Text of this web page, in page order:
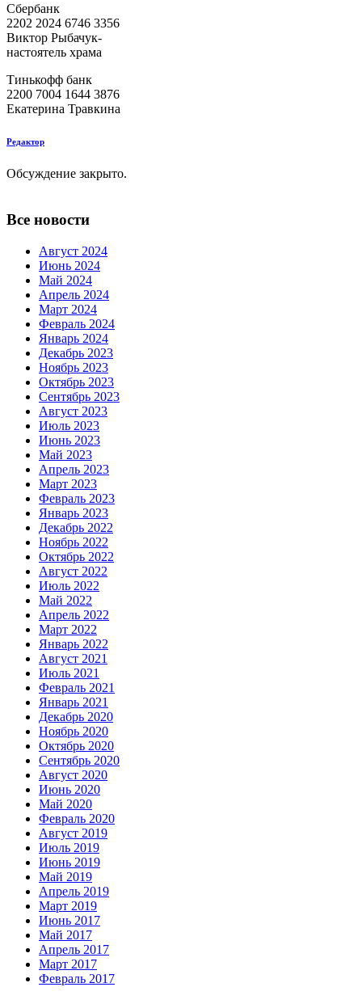
Сбербанк
2202 2024 6746 3356
Виктор Рыбачук-
настоятель храма
Тинькофф банк
2200 7004 1644 3876
Екатерина Травкина
Редактор
Обсуждение закрыто.
Все новости
Август 2024
Июнь 2024
Май 2024
Апрель 2024
Март 2024
Февраль 2024
Январь 2024
Декабрь 2023
Ноябрь 2023
Октябрь 2023
Сентябрь 2023
Август 2023
Июль 2023
Июнь 2023
Май 2023
Апрель 2023
Март 2023
Февраль 2023
Январь 2023
Декабрь 2022
Ноябрь 2022
Октябрь 2022
Август 2022
Июль 2022
Май 2022
Апрель 2022
Март 2022
Январь 2022
Август 2021
Июль 2021
Февраль 2021
Январь 2021
Декабрь 2020
Ноябрь 2020
Октябрь 2020
Сентябрь 2020
Август 2020
Июнь 2020
Май 2020
Февраль 2020
Август 2019
Июль 2019
Июнь 2019
Май 2019
Апрель 2019
Март 2019
Июнь 2017
Май 2017
Апрель 2017
Март 2017
Февраль 2017